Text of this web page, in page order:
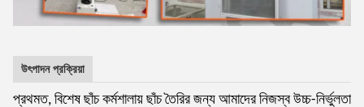
উৎপাদন প্রক্রিয়া
প্রথমত, বিশেষ ছাঁচ কর্মশালায় ছাঁচ তৈরির জন্য আমাদের নিজস্ব উচ্চ-নির্ভুলতা